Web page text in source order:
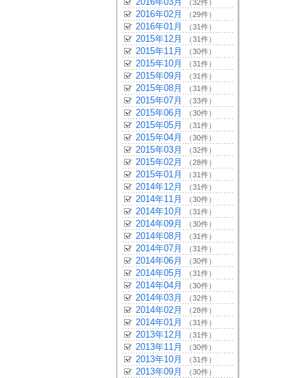
（32件）
2016年02月 （29件）
2016年01月 （31件）
2015年12月 （31件）
2015年11月 （30件）
2015年10月 （31件）
2015年09月 （31件）
2015年08月 （31件）
2015年07月 （33件）
2015年06月 （30件）
2015年05月 （31件）
2015年04月 （30件）
2015年03月 （32件）
2015年02月 （28件）
2015年01月 （31件）
2014年12月 （31件）
2014年11月 （30件）
2014年10月 （31件）
2014年09月 （30件）
2014年08月 （31件）
2014年07月 （31件）
2014年06月 （30件）
2014年05月 （31件）
2014年04月 （30件）
2014年03月 （32件）
2014年02月 （28件）
2014年01月 （31件）
2013年12月 （31件）
2013年11月 （30件）
2013年10月 （31件）
2013年09月 （30件）